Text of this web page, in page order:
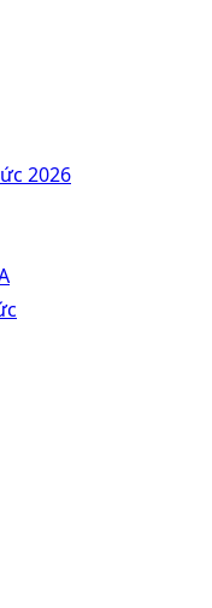
2026